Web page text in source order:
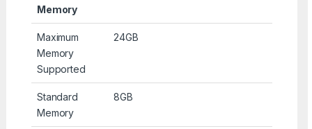
Memory
Maximum
Memory
Supported
24GB
Standard
Memory
8GB